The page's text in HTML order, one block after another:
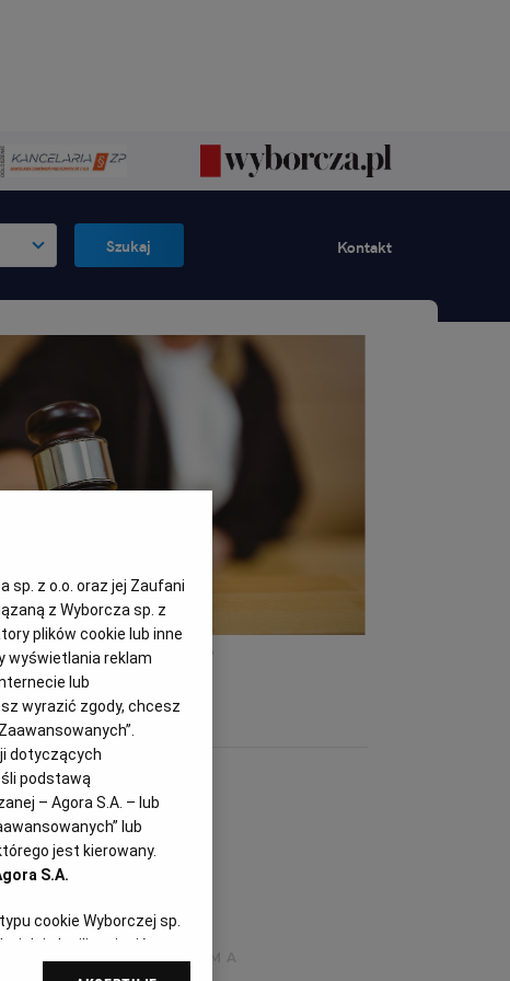
Szukaj Kontakt
sporów (fot. Shutterstock)
sp. z o.o. oraz jej Zaufani
z Wyborcza sp. z
plików cookie lub inne
wyświetlania reklam
lub
wyrazić zgody, chcesz
dotyczących
podstawą
– Agora S.A. – lub
lub
jest kierowany.
S.A.
cookie Wyborczej sp.
chwili zmienić
dot.